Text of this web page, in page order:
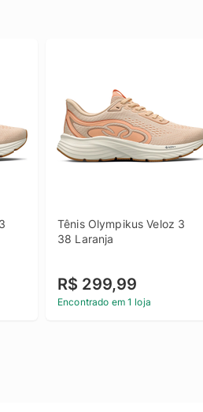
Tênis Olympikus Veloz 3
38 Laranja
R$ 299,99
Encontrado em 1 loja